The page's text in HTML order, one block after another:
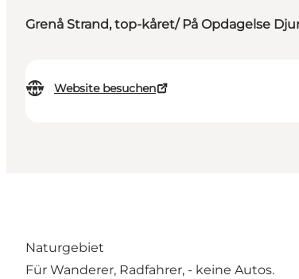
Grenå Strand, top-kåret/ På Opdagelse
Website besuchen
Naturgebiet
Für Wanderer, Radfahrer, - keine Autos.